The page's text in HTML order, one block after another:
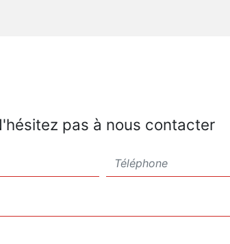
pas à nous contacter